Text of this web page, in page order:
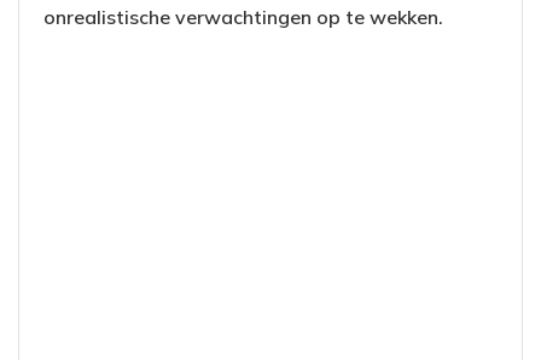
onrealistische verwachtingen op te wekken.